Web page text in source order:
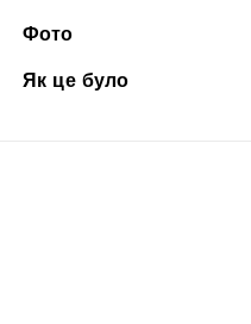
Фото
Як це було